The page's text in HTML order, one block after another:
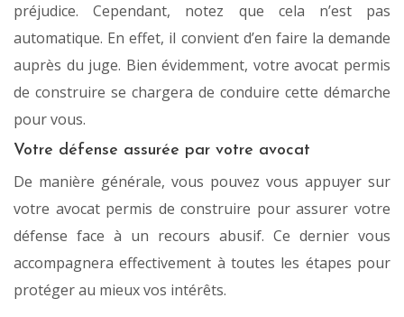
préjudice. Cependant, notez que cela n’est pas
automatique. En effet, il convient d’en faire la demande
auprès du juge. Bien évidemment, votre avocat permis
de construire se chargera de conduire cette démarche
pour vous.
Votre défense assurée par votre avocat
De manière générale, vous pouvez vous appuyer sur
votre avocat permis de construire pour assurer votre
défense face à un recours abusif. Ce dernier vous
accompagnera effectivement à toutes les étapes pour
protéger au mieux vos intérêts.